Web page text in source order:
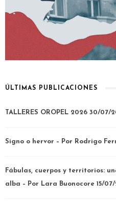
ÚLTIMAS PUBLICACIONES
TALLERES OROPEL 2026 30/07/
Signo o hervor – Por Rodrigo
Fábulas, cuerpos y territorios:
alba – Por Lara Buonocore 15/